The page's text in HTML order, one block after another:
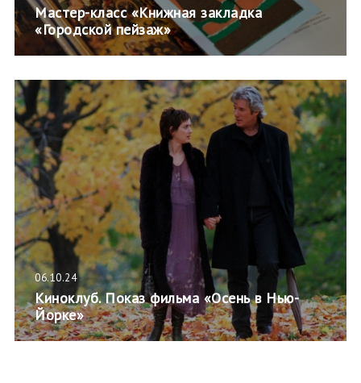
Мастер-класс «Книжная закладка
«Городской пейзаж»
06.10.24
Киноклуб. Показ фильма «Осень в Нью-
Йорке»